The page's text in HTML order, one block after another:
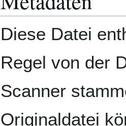
Diese Datei
Regel von der
Scanner
Originaldatei